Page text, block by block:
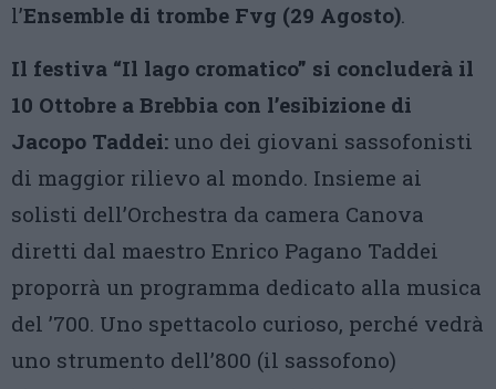
l’Ensemble di trombe Fvg (29 Agosto).
Il festiva “Il lago cromatico” si concluderà il
10 Ottobre a Brebbia con l’esibizione di
Jacopo Taddei: uno dei giovani sassofonisti
di maggior rilievo al mondo. Insieme ai
solisti dell’Orchestra da camera Canova
diretti dal maestro Enrico Pagano Taddei
proporrà un programma dedicato alla musica
del ’700. Uno spettacolo curioso, perché vedrà
uno strumento dell’800 (il sassofono)